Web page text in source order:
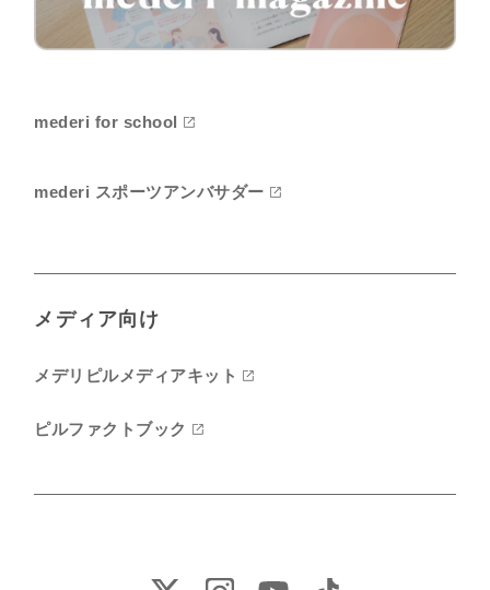
mederi for school
mederi スポーツアンバサダー
メディア向け
メデリピルメディアキット
ピルファクトブック